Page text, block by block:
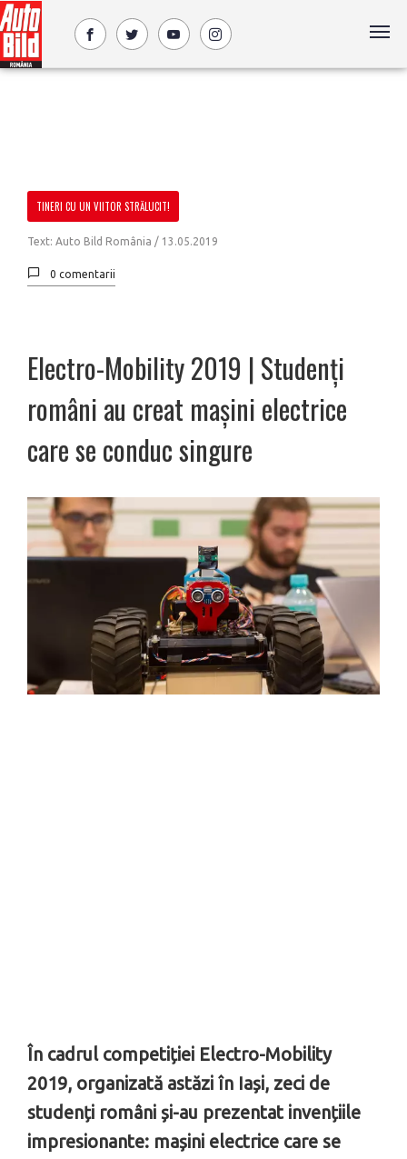
TINERI CU UN VIITOR STRĂLUCIT!
Text: Auto Bild România / 13.05.2019
0 comentarii
Electro-Mobility 2019 | Studenți
români au creat mașini electrice
care se conduc singure
În cadrul competiției Electro-Mobility
2019, organizată astăzi în Iași, zeci de
studenți români și-au prezentat invențiile
impresionante: mașini electrice care se